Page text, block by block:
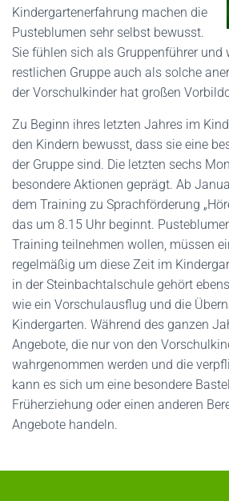
Kindergartenerfahrung machen die
Pusteblumen sehr selbst bewusst.
Sie fühlen sich als Gruppenführer und
restlichen Gruppe auch als solche
der Vorschulkinder hat großen
Zu Beginn ihres letzten Jahres im
den Kindern bewusst, dass sie eine
der Gruppe sind. Die letzten sechs
besondere Aktionen geprägt. Ab
dem Training zu Sprachförderung
das um 8.15 Uhr beginnt.
Training teilnehmen wollen, müssen
regelmäßig um diese Zeit im
in der Steinbachtalschule gehört
wie ein Vorschulausflug und die
Kindergarten. Während des ganzen
Angebote, die nur von den
wahrgenommen werden und die
kann es sich um eine besondere
Früherziehung oder einen anderen
Angebote handeln.